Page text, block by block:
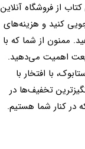
از فروشگاه آنلاین
کنید و هزینه‌های
ممنون از شما که با
اهمیت می‌دهید.
با افتخار با
تخفیف‌ها در
کنار شما هستیم.